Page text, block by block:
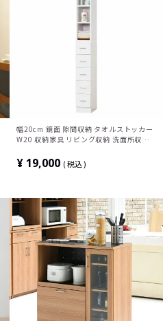
幅20cm 鏡面 隙間収納 タオルストッカー
W20 収納家具 リビング収納 洗面所収納
¥ 19,000 税込